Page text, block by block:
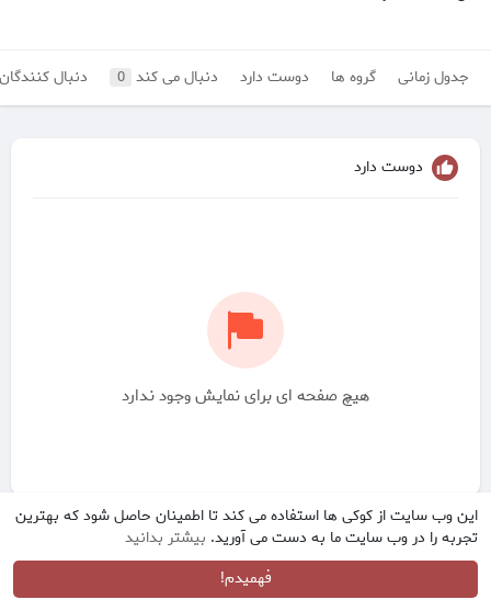
این وب سایت از کوکی ها استفاده می کند تا اطمینان حاصل شود که بهترین
تجربه را در وب سایت ما به دست می آورید. بیشتر بدانید
فهمیدم!
جدول زمانی گروه ها دوست دارد دنبال می کند 0 دنبال
دوست دارد
هیچ صفحه ای برای نمایش وجود ندارد